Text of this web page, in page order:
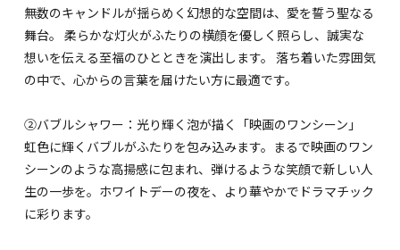
無数のキャンドルが揺らめく幻想的な空間は、愛を誓う聖なる
舞台。 柔らかな灯火がふたりの横顔を優しく照らし、誠実な
想いを伝える至福のひとときを演出します。 落ち着いた雰囲気
の中で、心からの言葉を届けたい方に最適です。
②バブルシャワー：光り輝く泡が描く「映画のワンシーン」
虹色に輝くバブルがふたりを包み込みます。まるで映画のワン
シーンのような高揚感に包まれ、弾けるような笑顔で新しい人
生の一歩を。ホワイトデーの夜を、より華やかでドラマチック
に彩ります。